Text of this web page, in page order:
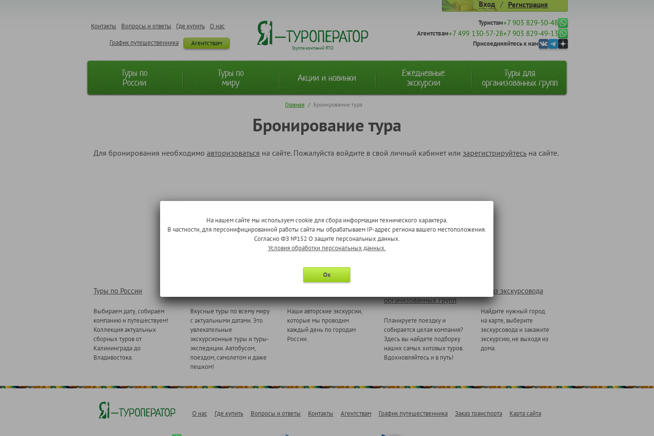
Вход / Регистрация
О нас
Где купить
Вопросы и ответы
Контакты
Агентствам
График путешественника
Группа компаний ЯТО
Туристам+7 903 829-50-48
Агентствам+7 499 130-57-28+7 903 829-49-13
Присоединяйтесь к нам
Туры по
России
Туры по
миру
Акции и новинки
Ежедневные
экскурсии
Туры для
организованных групп
Главная / Бронирование тура
Бронирование тура
Для бронирования необходимо авторизоваться на сайте. Пожалуйста войдите в свой личный кабинет или зарегистрируйтесь на сайте.
Туры по России
Выбираем дату, собираем
компанию и путешествуем!
Коллекция актуальных
сборных туров от
Калининграда до
Владивостока.
Вкусные туры по всему миру
с актуальными датами. Это
увлекательные
экскурсионные туры и туры-
экспедиции. Автобусом,
поездом, самолетом и даже
пешком!
Наши авторские экскурсии,
которые мы проводим
каждый день по городам
России.
организованных групп
Планируете поездку и
собирается целая компания?
Здесь вы найдете подборку
наших самых хитовых туров.
Вдохновляйтесь и в путь!
Заказ экскурсовода
Найдите нужный город
на карте, выберите
экскурсовода и закажите
экскурсию, не выходя из
дома.
О нас Где купить Вопросы и ответы Контакты Агентствам График путешественника Заказ транспорта Карта сайта
На нашем сайте мы используем cookie для сбора информации технического характера.
В частности, для персонифицированной работы сайта мы обрабатываем IP-адрес региона вашего местоположения.
Согласно ФЗ №152 О защите персональных данных.
Условия обработки персональных данных.
Ок